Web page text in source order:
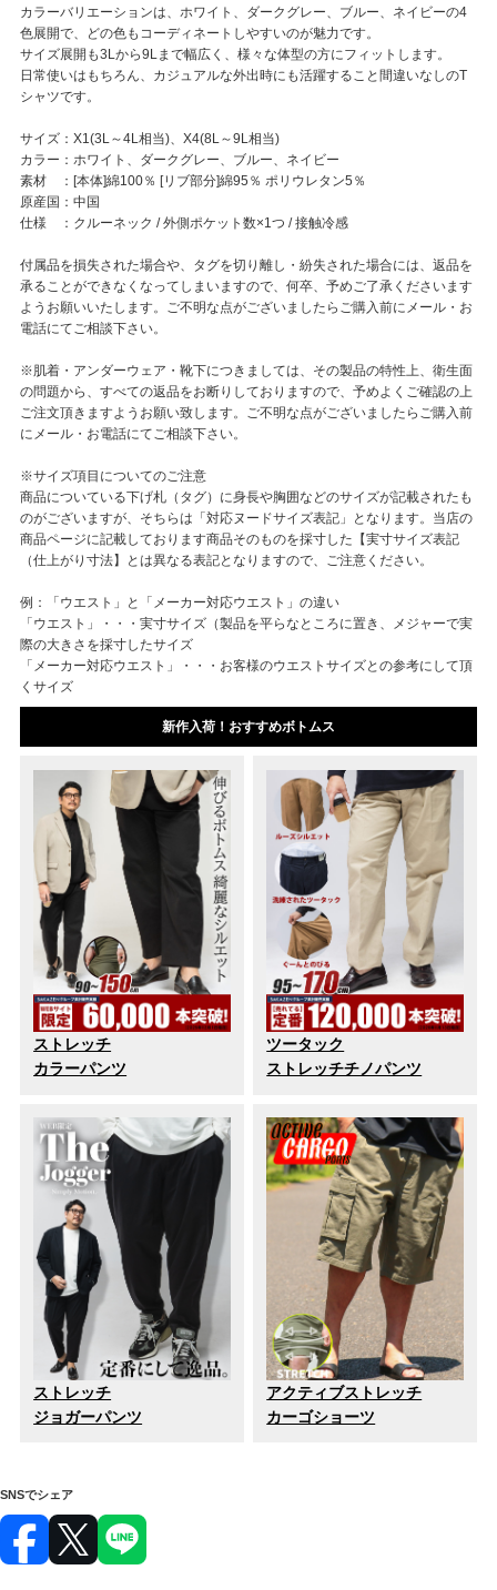
カラーバリエーションは、ホワイト、ダークグレー、ブルー、ネイビーの4
色展開で、どの色もコーディネートしやすいのが魅力です。
サイズ展開も3Lから9Lまで幅広く、様々な体型の方にフィットします。
日常使いはもちろん、カジュアルな外出時にも活躍すること間違いなしのT
シャツです。
サイズ：X1(3L～4L相当)、X4(8L～9L相当)
カラー：ホワイト、ダークグレー、ブルー、ネイビー
素材 ：[本体]綿100％ [リブ部分]綿95％ ポリウレタン5％
原産国：中国
仕様 ：クルーネック / 外側ポケット数×1つ / 接触冷感
付属品を損失された場合や、タグを切り離し・紛失された場合には、返品を
承ることができなくなってしまいますので、何卒、予めご了承くださいます
ようお願いいたします。ご不明な点がございましたらご購入前にメール・お
電話にてご相談下さい。
※肌着・アンダーウェア・靴下につきましては、その製品の特性上、衛生面
の問題から、すべての返品をお断りしておりますので、予めよくご確認の上
ご注文頂きますようお願い致します。ご不明な点がございましたらご購入前
にメール・お電話にてご相談下さい。
※サイズ項目についてのご注意
商品についている下げ札（タグ）に身長や胸囲などのサイズが記載されたも
のがございますが、そちらは「対応ヌードサイズ表記」となります。当店の
商品ページに記載しております商品そのものを採寸した【実寸サイズ表記
（仕上がり寸法】とは異なる表記となりますので、ご注意ください。
例：「ウエスト」と「メーカー対応ウエスト」の違い
「ウエスト」・・・実寸サイズ（製品を平らなところに置き、メジャーで実
際の大きさを採寸したサイズ
「メーカー対応ウエスト」・・・お客様のウエストサイズとの参考にして頂
くサイズ
新作入荷！おすすめボトムス
ストレッチ
カラーパンツ
ツータック
ストレッチチノパンツ
ストレッチ
ジョガーパンツ
アクティブストレッチ
カーゴショーツ
SNSでシェア